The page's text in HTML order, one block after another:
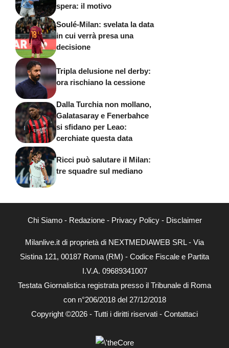
spera: il motivo
Soulé-Milan: svelata la data
in cui verrà presa una
decisione
Tripla delusione nel derby:
ora rischiano la cessione
Dalla Turchia non mollano,
Galatasaray e Fenerbahce
si sfidano per Leao:
cerchiate questa data
Ricci può salutare il Milan:
tre squadre sul mediano
Chi Siamo- Redazione- Privacy Policy- Disclaimer
Milanlive.it di proprietà di NEXTMEDIAWEB SRL - Via
Sistina 121, 00187 Roma (RM) - Codice Fiscale e Partita
I.V.A. 09689341007
Testata Giornalistica registrata presso il Tribunale di Roma
con n°206/2018 del 27/12/2018
Copyright ©2026 - Tutti i diritti riservati - Contattaci